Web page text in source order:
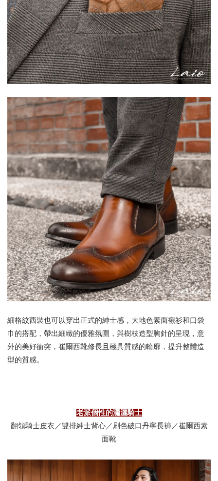
細格紋西裝也可以穿出正式的紳士感，大地色素面襯衫和口袋
巾的搭配，帶出細緻的優雅氛圍，與樹枝造型胸針的呈現，意
外的美好衝突，崔爾西靴修長且極具質感的輪廓，提升整體造
型的質感。
老派個性的瀟灑騎士
翻領騎士皮衣／雙排紳士背心／刷色破口丹寧長褲／崔爾西素
面靴